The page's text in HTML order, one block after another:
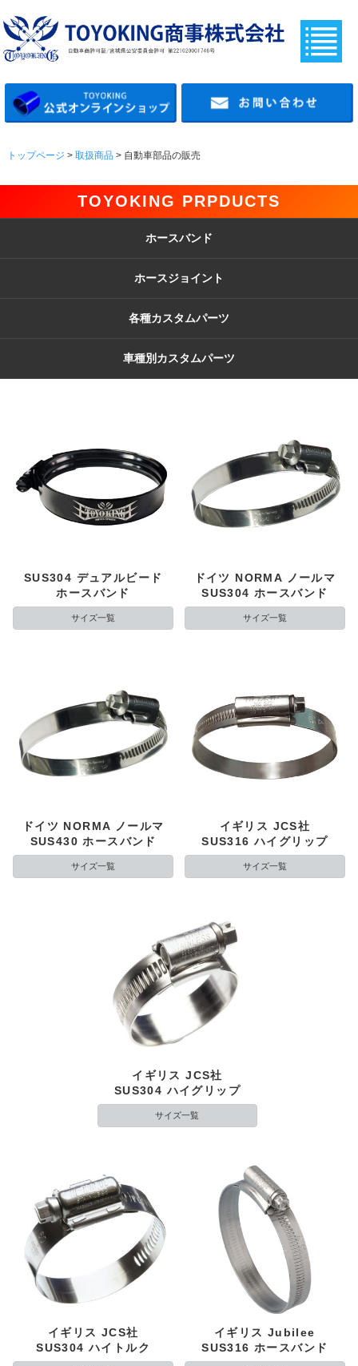
トップページ > 取扱商品> 自動車部品の販売
TOYOKING PRPDUCTS
ホースバンド
ホースジョイント
各種カスタムパーツ
車種別カスタムパーツ
SUS304 デュアルビード
ホースバンド
サイズ一覧
ドイツ NORMA ノールマ
SUS304 ホースバンド
サイズ一覧
ドイツ NORMA ノールマ
SUS430 ホースバンド
サイズ一覧
イギリス JCS社
SUS316 ハイグリップ
サイズ一覧
イギリス JCS社
SUS304 ハイグリップ
サイズ一覧
イギリス JCS社
SUS304 ハイトルク
イギリス Jubilee
SUS316 ホースバンド